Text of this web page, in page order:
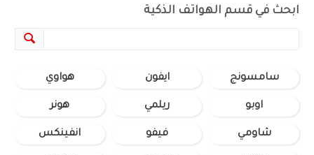
ابحث في قسم الهواتف الذكية
سامسونج ايفون هواوي
اوبو ريلمي هونر
شاومي فيفو انفينكس